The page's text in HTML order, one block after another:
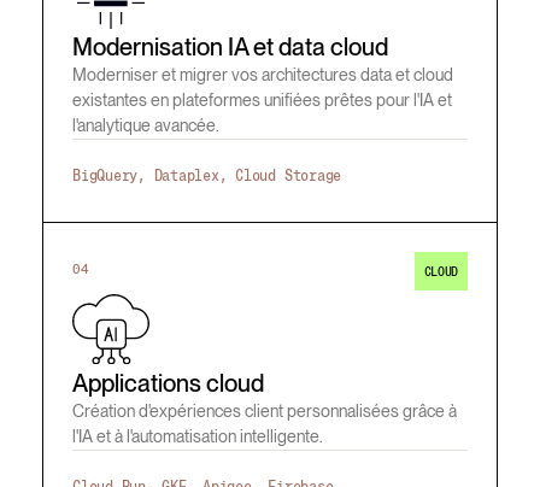
Modernisation IA et data cloud
Moderniser et migrer vos architectures data et cloud
existantes en plateformes unifiées prêtes pour l'IA et
l'analytique avancée.
BigQuery, Dataplex, Cloud Storage
04 CLOUD
Applications cloud
Création d'expériences client personnalisées grâce à
l'IA et à l'automatisation intelligente.